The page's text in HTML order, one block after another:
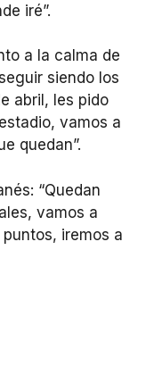
iré”.
a la calma de
siendo los
abril, les pido
vamos a
quedan”.
“Quedan
vamos a
iremos a